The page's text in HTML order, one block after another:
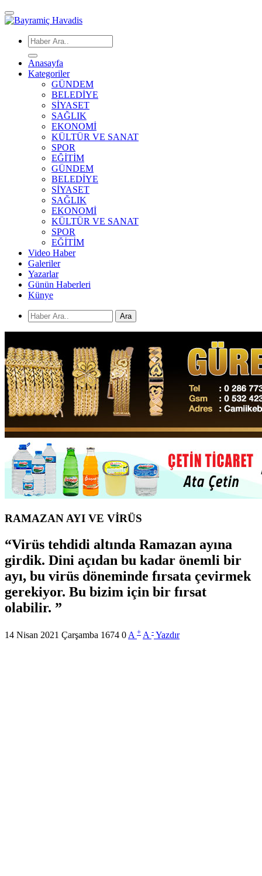
Anasayfa
Kategoriler
GÜNDEM
BELEDİYE
SİYASET
SAĞLIK
EKONOMİ
KÜLTÜR VE SANAT
SPOR
EĞİTİM
GÜNDEM
BELEDİYE
SİYASET
SAĞLIK
EKONOMİ
KÜLTÜR VE SANAT
SPOR
EĞİTİM
Video Haber
Galeriler
Yazarlar
Günün Haberleri
Künye
Ara
RAMAZAN AYI VE VİRÜS
Virüs tehdidi altında Ramazan ayına
girdik. Dini açıdan bu kadar önemli bir
ayı, bu virüs döneminde fırsata çevirmek
gerekiyor. Bu bizim için bir fırsat
olabilir.
14 Nisan 2021 Çarşamba 1674 0 A + A - Yazdır